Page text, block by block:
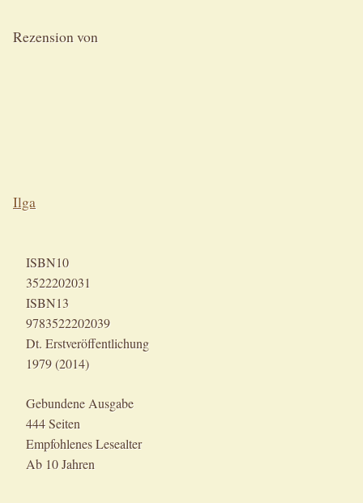
Rezension von
Ilga
ISBN10
3522202031
ISBN13
9783522202039
Dt. Erstveröffentlichung
1979 (2014)
Gebundene Ausgabe
444 Seiten
Empfohlenes Lesealter
Ab 10 Jahren